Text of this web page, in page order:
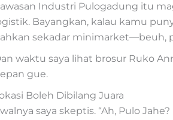
Industri Pulogadung itu
Bayangkan, kalau kamu
sekadar minimarket—beuh,
waktu saya lihat brosur Ruko
gue.
Boleh Dibilang Juara
saya skeptis. “Ah, Pulo